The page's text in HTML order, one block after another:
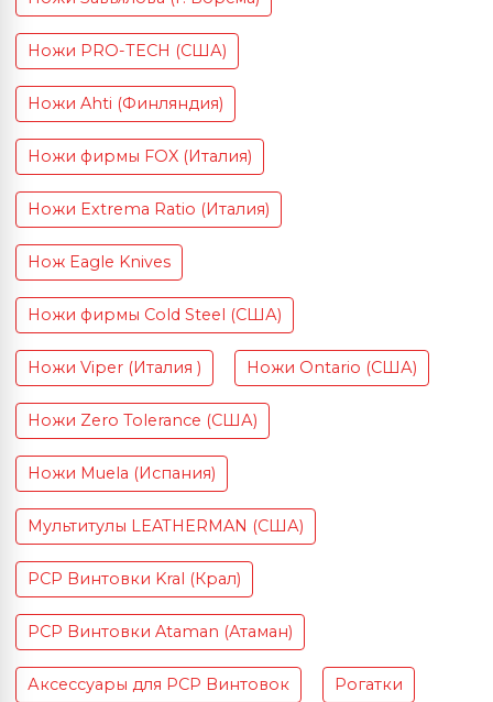
Ножи PRO-TECH (США)
Ножи Ahti (Финляндия)
Ножи фирмы FOX (Италия)
Ножи Extrema Ratio (Италия)
Нож Eagle Knives
Ножи фирмы Cold Steel (США)
Ножи Viper (Италия ) Ножи Ontario (США)
Ножи Zero Tolerance (США)
Ножи Muela (Испания)
Мультитулы LEATHERMAN (США)
PCP Винтовки Kral (Крал)
PCP Винтовки Ataman (Атаман)
Аксессуары для PCP Винтовок Рогатки